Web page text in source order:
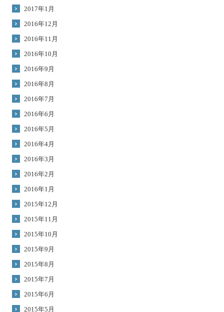
2017年1月
2016年12月
2016年11月
2016年10月
2016年9月
2016年8月
2016年7月
2016年6月
2016年5月
2016年4月
2016年3月
2016年2月
2016年1月
2015年12月
2015年11月
2015年10月
2015年9月
2015年8月
2015年7月
2015年6月
2015年5月